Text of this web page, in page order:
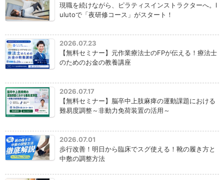
現職を続けながら、ピラティスインストラクターへ。l
ulutoで「夜研修コース」がスタート！
2026.07.23
【無料セミナー】元作業療法士のFPが伝える！療法士
のためのお金の教養講座
2026.07.17
【無料セミナー】脳卒中上肢麻痺の運動課題における
難易度調整～非動力免荷装置の活用～
2026.07.01
歩行改善！明日から臨床でスグ使える！靴の履き方と
中敷の調整方法